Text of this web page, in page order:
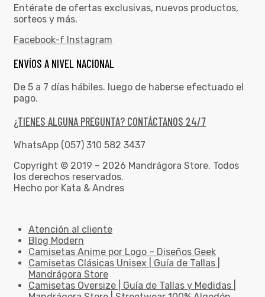
Entérate de ofertas exclusivas, nuevos productos,
sorteos y más.
Facebook-f Instagram
ENVÍOS A NIVEL NACIONAL
De 5 a 7 días hábiles. luego de haberse efectuado el
pago.
¿TIENES ALGUNA PREGUNTA? CONTÁCTANOS 24/7
WhatsApp (057) 310 582 3437
Copyright © 2019 – 2026 Mandrágora Store. Todos
los derechos reservados.
Hecho por Kata & Andres
Atención al cliente
Blog Modern
Camisetas Anime por Logo – Diseños Geek
Camisetas Clásicas Unisex | Guía de Tallas |
Mandrágora Store
Camisetas Oversize | Guía de Tallas y Medidas |